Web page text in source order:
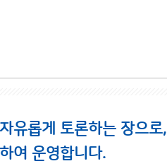
유롭게 토론하는 장으로,
여 운영합니다.